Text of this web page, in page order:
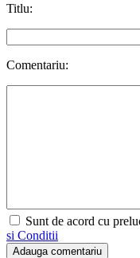
Titlu:
Comentariu:
Sunt de acord cu
si Conditii
Adauga comentariu